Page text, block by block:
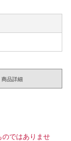
ではありませ
商品詳細